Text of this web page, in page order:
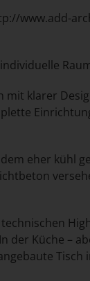
www.add-
klarer
eher kühl
Küche –